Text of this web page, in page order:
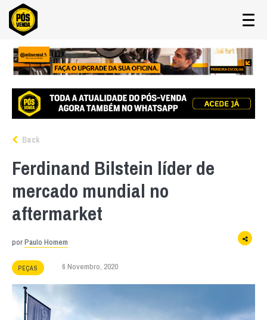
Back
Ferdinand Bilstein líder de
mercado mundial no
aftermarket
porPaulo Homem
PEÇAS 6 Novembro, 2020